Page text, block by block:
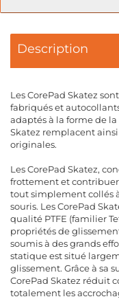
Description
Les CorePad Skatez
fabriqués et
adaptés à la forme de
Skatez remplacent
originales.
Les CorePad Skatez,
frottement et
tout simplement collés
souris. Les CorePad
qualité PTFE (familier
propriétés de
soumis à des grands
statique est situé
glissement. Grâce à sa
CorePad Skatez réduit
totalement les